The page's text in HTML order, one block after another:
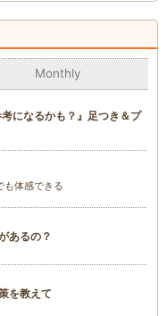
Monthly
になるかも？』足つき＆プ
も体感できる
あるの？
を教えて